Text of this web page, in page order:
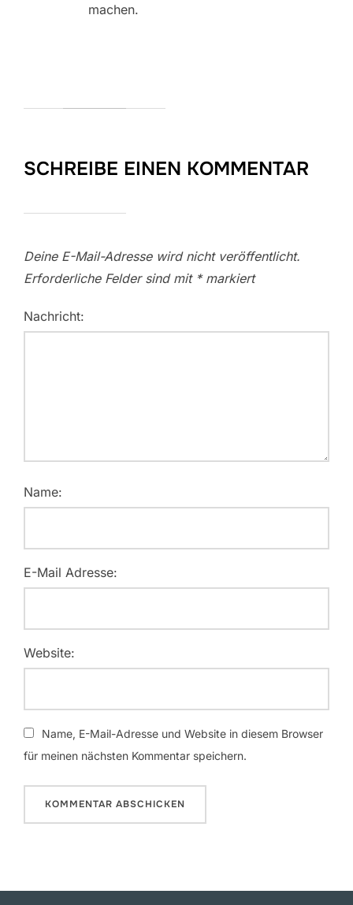
machen.
SCHREIBE EINEN KOMMENTAR
Deine E-Mail-Adresse wird nicht veröffentlicht.
Erforderliche Felder sind mit *markiert
Nachricht:
Name:
E-Mail Adresse:
Website:
Name, E-Mail-Adresse und Website in diesem Browser
für meinen nächsten Kommentar speichern.